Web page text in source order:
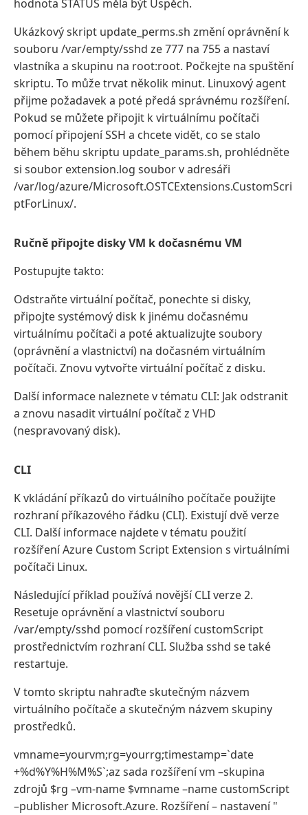
hodnota STATUS měla být Úspěch.
Ukázkový skript update_perms.sh změní oprávnění k
souboru /var/empty/sshd ze 777 na 755 a nastaví
vlastníka a skupinu na root:root. Počkejte na spuštění
skriptu. To může trvat několik minut. Linuxový agent
přijme požadavek a poté předá správnému rozšíření.
Pokud se můžete připojit k virtuálnímu počítači
pomocí připojení SSH a chcete vidět, co se stalo
během běhu skriptu update_params.sh, prohlédněte
si soubor extension.log soubor v adresáři
/var/log/azure/Microsoft.OSTCExtensions.CustomScri
ptForLinux/.
Ručně připojte disky VM k dočasnému VM
Postupujte takto:
Odstraňte virtuální počítač, ponechte si disky,
připojte systémový disk k jinému dočasnému
virtuálnímu počítači a poté aktualizujte soubory
(oprávnění a vlastnictví) na dočasném virtuálním
počítači. Znovu vytvořte virtuální počítač z disku.
Další informace naleznete v tématu CLI: Jak odstranit
a znovu nasadit virtuální počítač z VHD
(nespravovaný disk).
CLI
K vkládání příkazů do virtuálního počítače použijte
rozhraní příkazového řádku (CLI). Existují dvě verze
CLI. Další informace najdete v tématu použití
rozšíření Azure Custom Script Extension s virtuálními
počítači Linux.
Následující příklad používá novější CLI verze 2.
Resetuje oprávnění a vlastnictví souboru
/var/empty/sshd pomocí rozšíření customScript
prostřednictvím rozhraní CLI. Služba sshd se také
restartuje.
V tomto skriptu nahraďte skutečným názvem
virtuálního počítače a skutečným názvem skupiny
prostředků.
vmname=yourvm;rg=yourrg;timestamp=`date
+%d%Y%H%M%S`;az sada rozšíření vm –skupina
zdrojů $rg –vm-name $vmname –name customScript
–publisher Microsoft.Azure. Rozšíření – nastavení "